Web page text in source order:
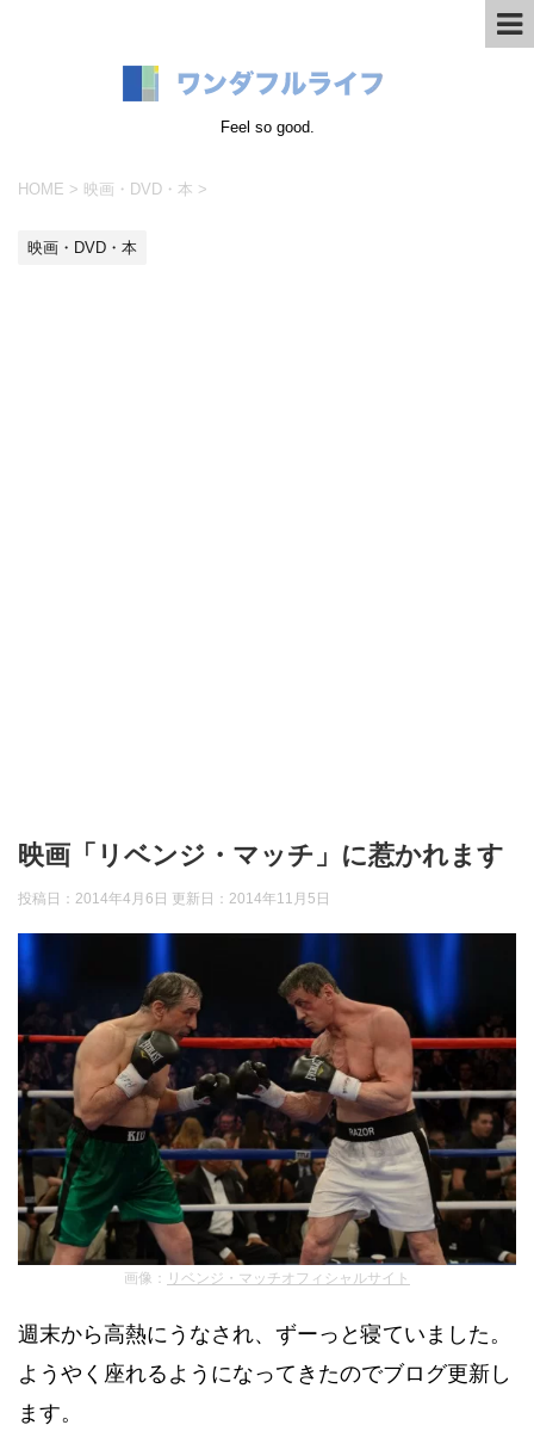
Feel so good.
HOME > 映画・DVD・本 >
映画・DVD・本
映画「リベンジ・マッチ」に惹かれます
投稿日：2014年4月6日 更新日： 2014年11月5日
画像： リベンジ・マッチオフィシャルサイト
週末から高熱にうなされ、ずーっと寝ていました。
ようやく座れるようになってきたのでブログ更新し
ます。